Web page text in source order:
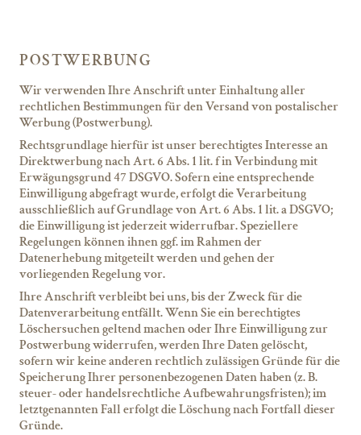
POSTWERBUNG
Wir verwenden Ihre Anschrift unter Einhaltung aller
rechtlichen Bestimmungen für den Versand von postalischer
Werbung (Postwerbung).
Rechtsgrundlage hierfür ist unser berechtigtes Interesse an
Direktwerbung nach Art. 6 Abs. 1 lit. f in Verbindung mit
Erwägungsgrund 47 DSGVO. Sofern eine entsprechende
Einwilligung abgefragt wurde, erfolgt die Verarbeitung
ausschließlich auf Grundlage von Art. 6 Abs. 1 lit. a DSGVO;
die Einwilligung ist jederzeit widerrufbar. Speziellere
Regelungen können ihnen ggf. im Rahmen der
Datenerhebung mitgeteilt werden und gehen der
vorliegenden Regelung vor.
Ihre Anschrift verbleibt bei uns, bis der Zweck für die
Datenverarbeitung entfällt. Wenn Sie ein berechtigtes
Löschersuchen geltend machen oder Ihre Einwilligung zur
Postwerbung widerrufen, werden Ihre Daten gelöscht,
sofern wir keine anderen rechtlich zulässigen Gründe für die
Speicherung Ihrer personenbezogenen Daten haben (z. B.
steuer- oder handelsrechtliche Aufbewahrungsfristen); im
letztgenannten Fall erfolgt die Löschung nach Fortfall dieser
Gründe.